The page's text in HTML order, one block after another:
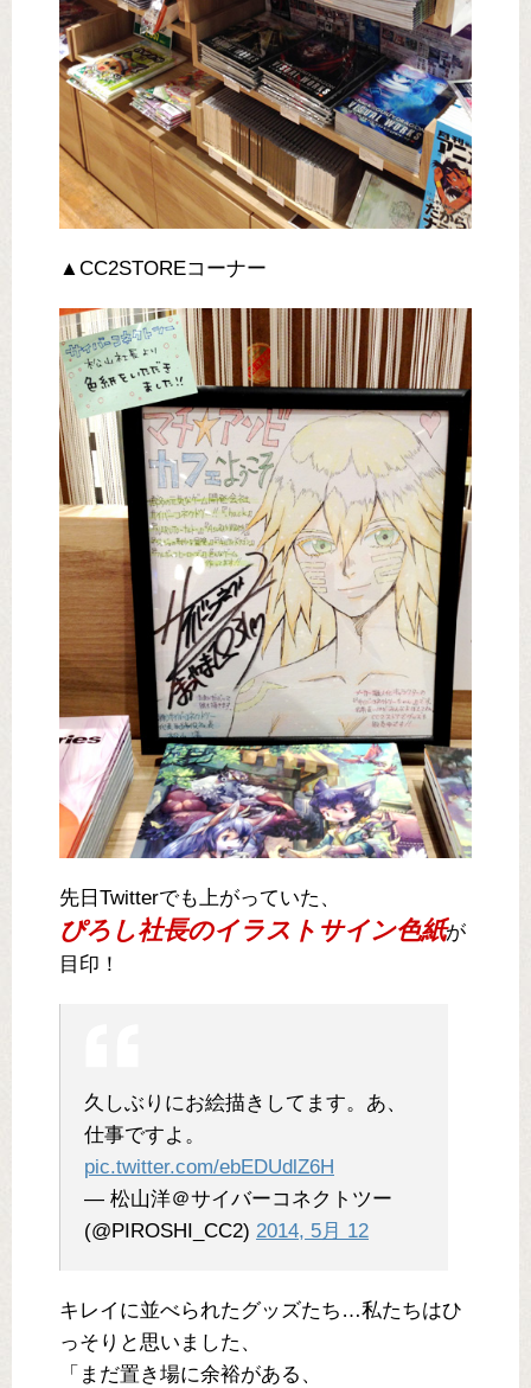
▲CC2STOREコーナー
先日Twitterでも上がっていた、
ぴろし社長のイラストサイン色紙が
目印！
久しぶりにお絵描きしてます。あ、
仕事ですよ。
pic.twitter.com/ebEDUdlZ6H
— 松山洋＠サイバーコネクトツー
(@PIROSHI_CC2) 2014, 5月 12
キレイに並べられたグッズたち…私たちはひ
っそりと思いました、
「まだ置き場に余裕がある、